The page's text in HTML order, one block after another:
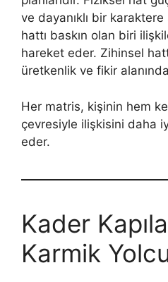
ve dayanıklı bir
hattı baskın olan biri
hareket eder. Zihinsel
üretkenlik ve fikir
Her matris, kişinin hem
çevresiyle ilişkisini daha
eder.
Kader
Karmik